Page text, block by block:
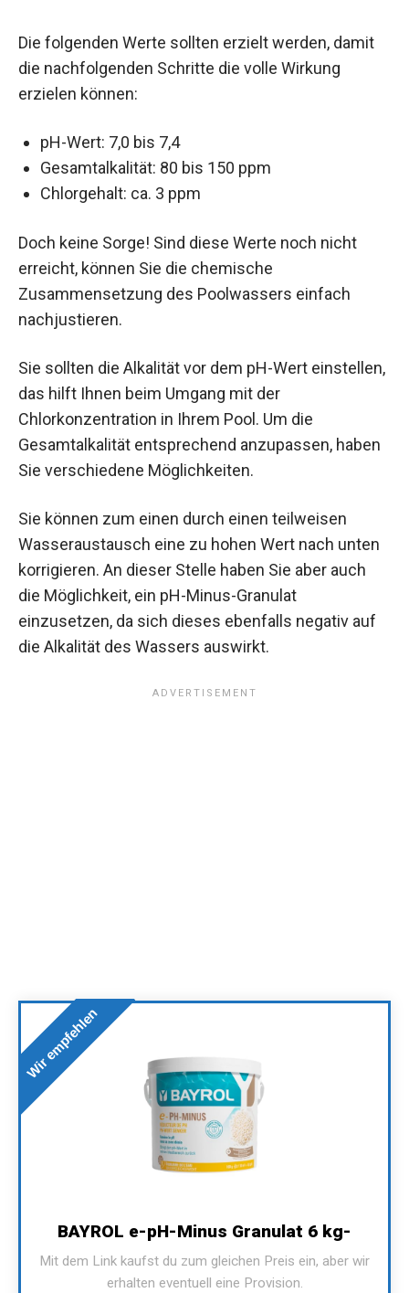
Die folgenden Werte sollten erzielt werden, damit
die nachfolgenden Schritte die volle Wirkung
erzielen können:
pH-Wert: 7,0 bis 7,4
Gesamtalkalität: 80 bis 150 ppm
Chlorgehalt: ca. 3 ppm
Doch keine Sorge! Sind diese Werte noch nicht
erreicht, können Sie die chemische
Zusammensetzung des Poolwassers einfach
nachjustieren.
Sie sollten die Alkalität vor dem pH-Wert einstellen,
das hilft Ihnen beim Umgang mit der
Chlorkonzentration in Ihrem Pool. Um die
Gesamtalkalität entsprechend anzupassen, haben
Sie verschiedene Möglichkeiten.
Sie können zum einen durch einen teilweisen
Wasseraustausch eine zu hohen Wert nach unten
korrigieren. An dieser Stelle haben Sie aber auch
die Möglichkeit, ein pH-Minus-Granulat
einzusetzen, da sich dieses ebenfalls negativ auf
die Alkalität des Wassers auswirkt.
Wir empfehlen
BAYROL e-pH-Minus Granulat 6 kg-
Mit dem Link kaufst du zum gleichen Preis ein, aber wir
erhalten eventuell eine Provision.